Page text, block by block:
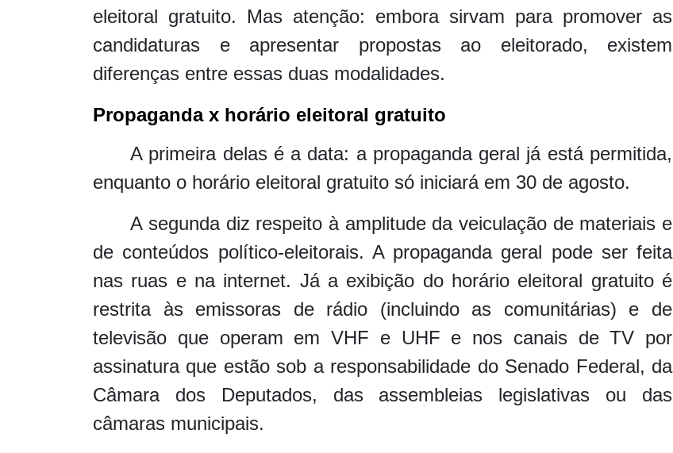
eleitoral gratuito. Mas atenção: embora sirvam para promover as
candidaturas e apresentar propostas ao eleitorado, existem
diferenças entre essas duas modalidades.
Propaganda x horário eleitoral gratuito
A primeira delas é a data: a propaganda geral já está permitida,
enquanto o horário eleitoral gratuito só iniciará em 30 de agosto.
A segunda diz respeito à amplitude da veiculação de materiais e
de conteúdos político-eleitorais. A propaganda geral pode ser feita
nas ruas e na internet. Já a exibição do horário eleitoral gratuito é
restrita às emissoras de rádio (incluindo as comunitárias) e de
televisão que operam em VHF e UHF e nos canais de TV por
assinatura que estão sob a responsabilidade do Senado Federal, da
Câmara dos Deputados, das assembleias legislativas ou das
câmaras municipais.